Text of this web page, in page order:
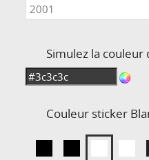
Simulez la
Couleur sticker